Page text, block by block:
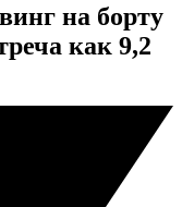
на борту
как 9,2